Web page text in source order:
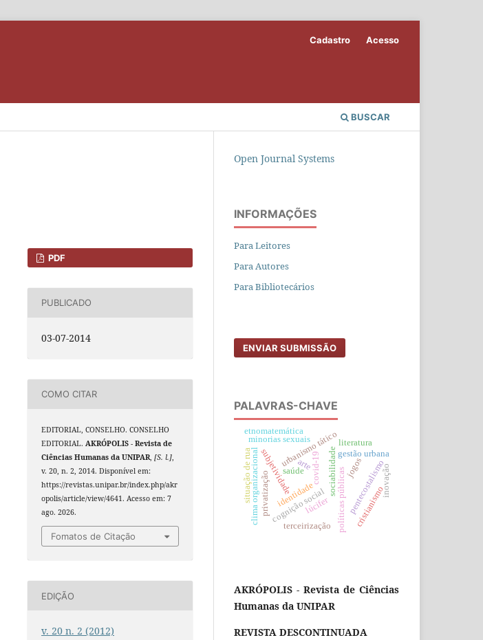
BUSCAR
Cadastro Acesso
PDF
PUBLICADO
03-07-2014
COMO CITAR
EDITORIAL, CONSELHO. CONSELHO
EDITORIAL.AKRÓPOLIS - Revista de
Ciências Humanas da UNIPAR,[S. l.],
v. 20, n. 2, 2014. Disponível em:
https://revistas.unipar.br/index.php/akr
opolis/article/view/4641. Acesso em: 7
ago. 2026.
Fomatos de Citação
EDIÇÃO
v. 20 n. 2 (2012)
Open Journal Systems
INFORMAÇÕES
Para Leitores
Para Autores
Para Bibliotecários
ENVIAR SUBMISSÃO
PALAVRAS-CHAVE
covid-19 sociabilidadepolíticas públicas
gestão urbana
urbanismo tático
identidade
subjetividade pentecostalismo
cognição social
clima organizacional
minorias sexuais
arte
situação de rua
lúcifer cristianismo
literatura
saúde
terceirização
privatização
etnomatemática
jogos inovação
AKRÓPOLIS - Revista de Ciências
Humanas da UNIPAR
REVISTA DESCONTINUADA